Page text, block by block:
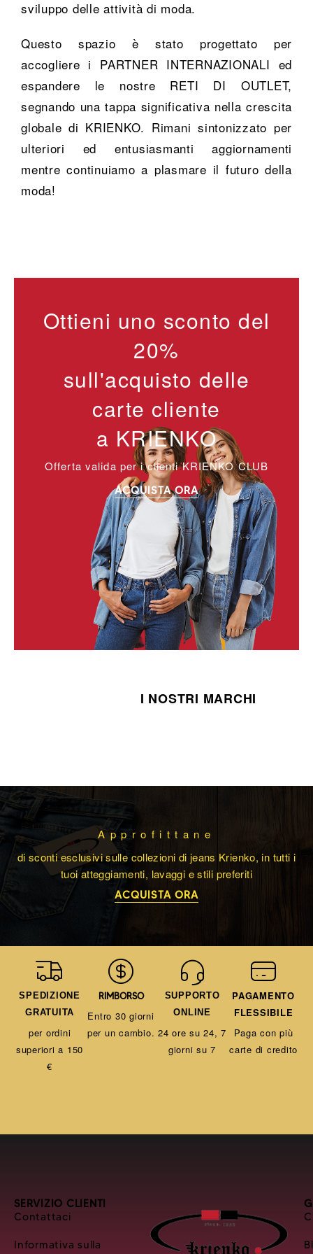
sviluppo delle attività di moda.
Questo spazio è stato progettato per
accogliere i PARTNER INTERNAZIONALI ed
espandere le nostre RETI DI OUTLET,
segnando una tappa significativa nella crescita
globale di KRIENKO. Rimani sintonizzato per
ulteriori ed entusiasmanti aggiornamenti
mentre continuiamo a plasmare il futuro della
moda!
Ottieni uno sconto del
20%
sull'acquisto delle
carte cliente
a KRIENKO
Offerta valida per i clienti KRIENKO CLUB
ACQUISTA ORA
I NOSTRI MARCHI
Approfittane
di sconti esclusivi sulle collezioni di jeans Krienko, in tutti i
tuoi atteggiamenti, lavaggi e stili preferiti
ACQUISTA ORA
SPEDIZIONE
GRATUITA
per ordini
superiori a 150
€
RIMBORSO
Entro 30 giorni
per un cambio.
SUPPORTO
ONLINE
24 ore su 24, 7
giorni su 7
PAGAMENTO
FLESSIBILE
Paga con più
carte di credito
SERVIZIO CLIENTI
Contattaci
Informativa sulla